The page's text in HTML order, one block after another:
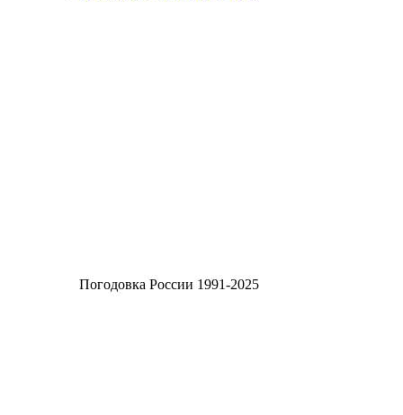
Погодовка России 1991-2025